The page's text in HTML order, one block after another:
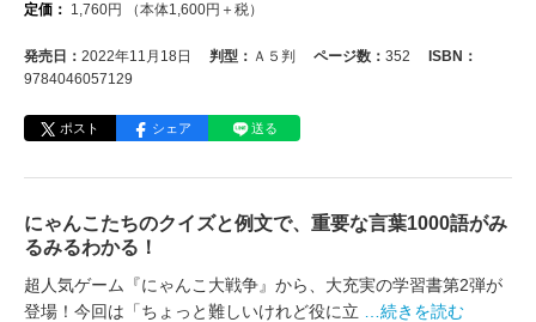
定価： 1,760円 （本体1,600円＋税）
発売日： 2022年11月18日 判型： Ａ５判 ページ数： 352
ISBN：
9784046057129
ポスト シェア 送る
にゃんこたちのクイズと例文で、重要な言葉1000語がみ
るみるわかる！
超人気ゲーム『にゃんこ大戦争』から、大充実の学習書第2弾が
登場！今回は「ちょっと難しいけれど役に立
…続きを読む